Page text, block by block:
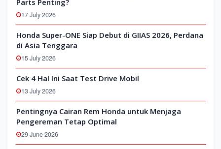
Parts Penting?
17 July 2026
Honda Super-ONE Siap Debut di GIIAS 2026, Perdana
di Asia Tenggara
15 July 2026
Cek 4 Hal Ini Saat Test Drive Mobil
13 July 2026
Pentingnya Cairan Rem Honda untuk Menjaga
Pengereman Tetap Optimal
29 June 2026